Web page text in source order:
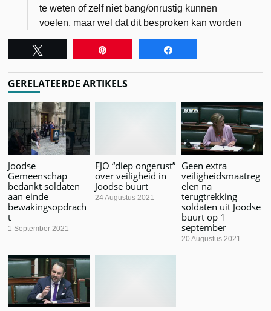
te weten of zelf niet bang/onrustig kunnen
voelen, maar wel dat dit besproken kan worden
GERELATEERDE ARTIKELS
Joodse
Gemeenschap
bedankt soldaten
aan einde
bewakingsopdrach
t
1 September 2021
FJO “diep ongerust”
over veiligheid in
Joodse buurt
24 Augustus 2021
Geen extra
veiligheidsmaatreg
elen na
terugtrekking
soldaten uit Joodse
buurt op 1
september
20 Augustus 2021